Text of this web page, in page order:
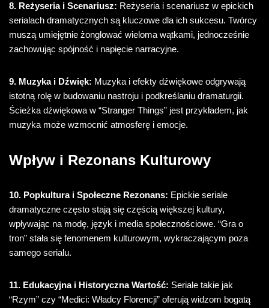
8. Reżyseria i Scenariusz: Reżyseria i scenariusz w epickich
serialach dramatycznych są kluczowe dla ich sukcesu. Twórcy
muszą umiejętnie żonglować wieloma wątkami, jednocześnie
zachowując spójność i napięcie narracyjne.
9. Muzyka i Dźwięk: Muzyka i efekty dźwiękowe odgrywają
istotną rolę w budowaniu nastroju i podkreślaniu dramaturgii.
Ścieżka dźwiękowa w “Stranger Things” jest przykładem, jak
muzyka może wzmocnić atmosferę i emocje.
Wpływ i Rezonans Kulturowy
10. Popkultura i Społeczne Rezonans: Epickie seriale
dramatyczne często stają się częścią większej kultury,
wpływając na modę, język i media społecznościowe. “Gra o
tron” stała się fenomenem kulturowym, wykraczającym poza
samego serialu.
11. Edukacyjna i Historyczna Wartość: Seriale takie jak
“Rzym” czy “Medici: Władcy Florencji” oferują widzom bogatą